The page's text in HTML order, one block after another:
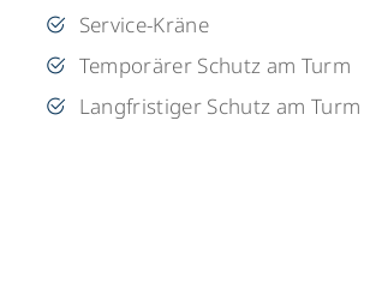
Service-Kräne
Temporärer Schutz am Turm
Langfristiger Schutz am Turm